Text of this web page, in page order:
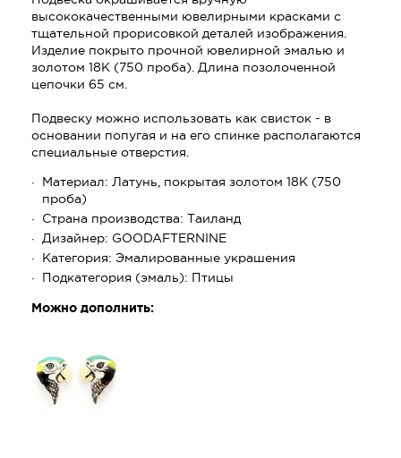
высококачественными ювелирными красками с
тщательной прорисовкой деталей изображения.
Изделие покрыто прочной ювелирной эмалью и
золотом 18K (750 проба). Длина позолоченной
цепочки 65 см.
Подвеску можно использовать как свисток - в
основании попугая и на его спинке располагаются
специальные отверстия.
Материал: Латунь, покрытая золотом 18К (750
проба)
Страна производства: Таиланд
Дизайнер: GOODAFTERNINE
Категория: Эмалированные украшения
Подкатегория (эмаль): Птицы
Можно дополнить: